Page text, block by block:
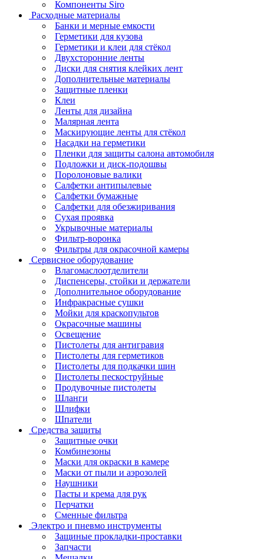
Компоненты Siro
Расходные материалы
Банки и мерные емкости
Герметики для кузова
Герметики и клеи для стёкол
Двухсторонние ленты
Диски для снятия клейких лент
Дополнительные материалы
Защитные пленки
Клеи
Ленты для дизайна
Малярная лента
Маскирующие ленты для стёкол
Насадки на герметики
Пленки для защиты салона автомобиля
Подложки и диск-подошвы
Поролоновые валики
Салфетки антипылевые
Салфетки бумажные
Салфетки для обезжиривания
Сухая проявка
Укрывочные материалы
Фильтр-воронка
Фильтры для окрасочной камеры
Сервисное оборудование
Влагомаслоотделители
Диспенсеры, стойки и держатели
Дополнительное оборудование
Инфракрасные сушки
Мойки для краскопультов
Окрасочные машины
Освещение
Пистолеты для антигравия
Пистолеты для герметиков
Пистолеты для подкачки шин
Пистолеты пескоструйные
Продувочные пистолеты
Шланги
Шлифки
Шпатели
Средства защиты
Защитные очки
Комбинезоны
Маски для окраски в камере
Маски от пыли и аэрозолей
Наушники
Пасты и крема для рук
Перчатки
Сменные фильтра
Электро и пневмо инструменты
Защиные прокладки-проставки
Запчасти